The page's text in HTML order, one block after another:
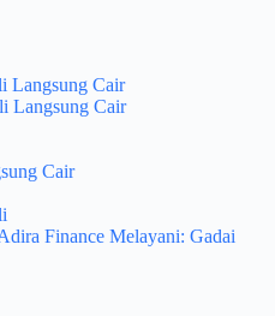
Langsung Cair
Langsung Cair
Cair
Finance Melayani: Gadai